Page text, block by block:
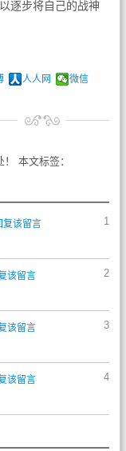
逐步将自己的战神
人人网 微信
本文标签：
1
复该留言
2
该留言
3
该留言
4
该留言